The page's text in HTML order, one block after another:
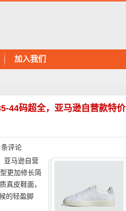
加入我们
44码超全，亚马逊自营款特价
评论
亚马逊自营
更加修长简
真皮鞋面，
的轻盈脚